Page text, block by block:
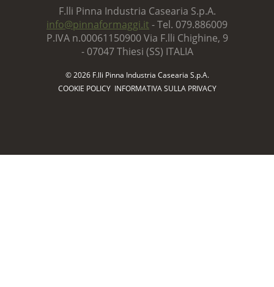
F.lli Pinna Industria Casearia S.p.A.
info@pinnaformaggi.it - Tel. 079.886009
P.IVA n.00061150900 Via F.lli Chighine, 9
- 07047 Thiesi (SS) ITALIA
© 2026 F.lli Pinna Industria Casearia S.p.A.
COOKIE POLICY INFORMATIVA SULLA PRIVACY